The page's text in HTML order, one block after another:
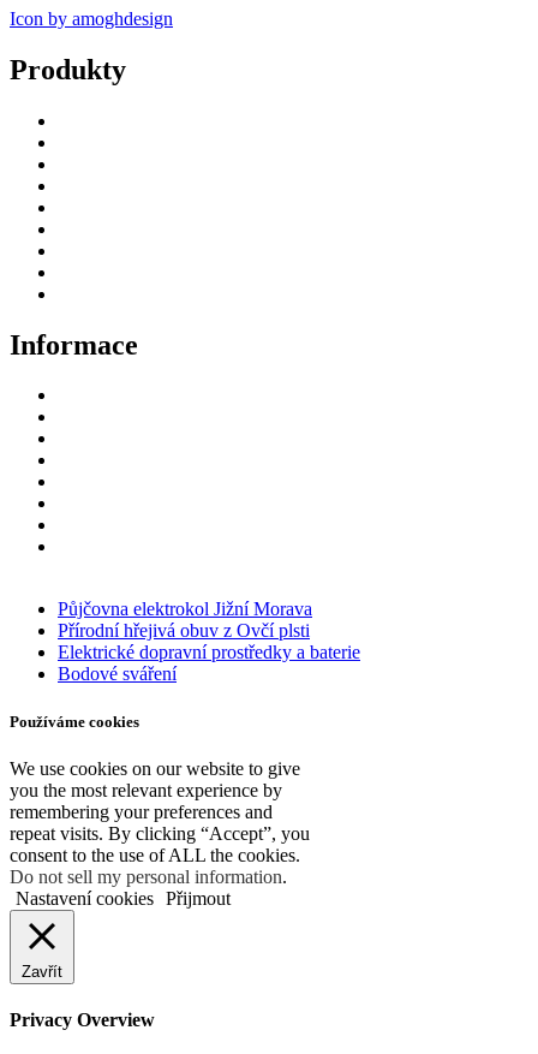
Icon by amoghdesign
Produkty
Informace
Půjčovna elektrokol Jižní Morava
Přírodní hřejivá obuv z Ovčí plsti
Elektrické dopravní prostředky a baterie
Bodové sváření
Používáme cookies
We use cookies on our website to give
you the most relevant experience by
remembering your preferences and
repeat visits. By clicking “Accept”, you
consent to the use of ALL the cookies.
Do not sell my personal information.
Nastavení cookies Přijmout
Zavřít
Privacy Overview